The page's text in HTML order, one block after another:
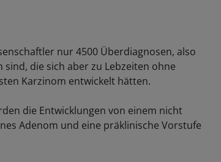
nur 4500 Überdiagnosen, also
die sich aber zu Lebzeiten ohne
Karzinom entwickelt hätten.
die Entwicklungen von einem nicht
Adenom und eine präklinische Vorstufe